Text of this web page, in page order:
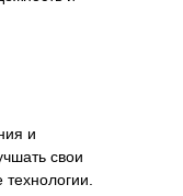
и
свои
технологии.